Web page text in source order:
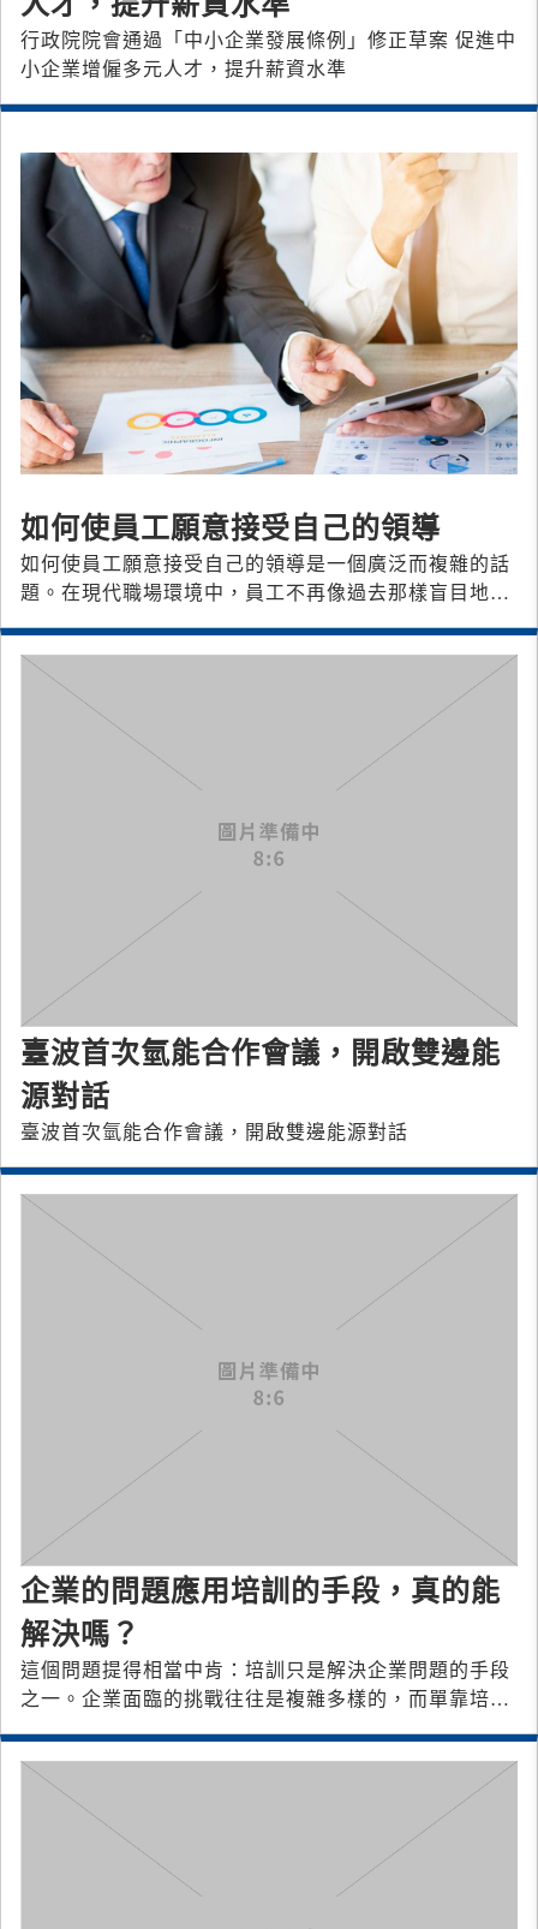
行政院院會通過「中小企業發展條例」修正草案 促進中
小企業增僱多元人才，提升薪資水準
如何使員工願意接受自己的領導
如何使員工願意接受自己的領導是一個廣泛而複雜的話
題。在現代職場環境中，員工不再像過去那樣盲目地服
臺波首次氫能合作會議，開啟雙邊能
源對話
臺波首次氫能合作會議，開啟雙邊能源對話
企業的問題應用培訓的手段，真的能
解決嗎？
這個問題提得相當中肯：培訓只是解決企業問題的手段
之一。企業面臨的挑戰往往是複雜多樣的，而單靠培訓